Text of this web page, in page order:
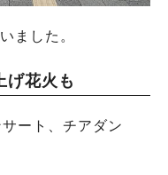
ました。
げ花火も
ート、チアダン